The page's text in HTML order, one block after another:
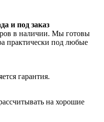
и под заказ
в наличии. Мы готовы
практически под любые
гарантия.
на хорошие